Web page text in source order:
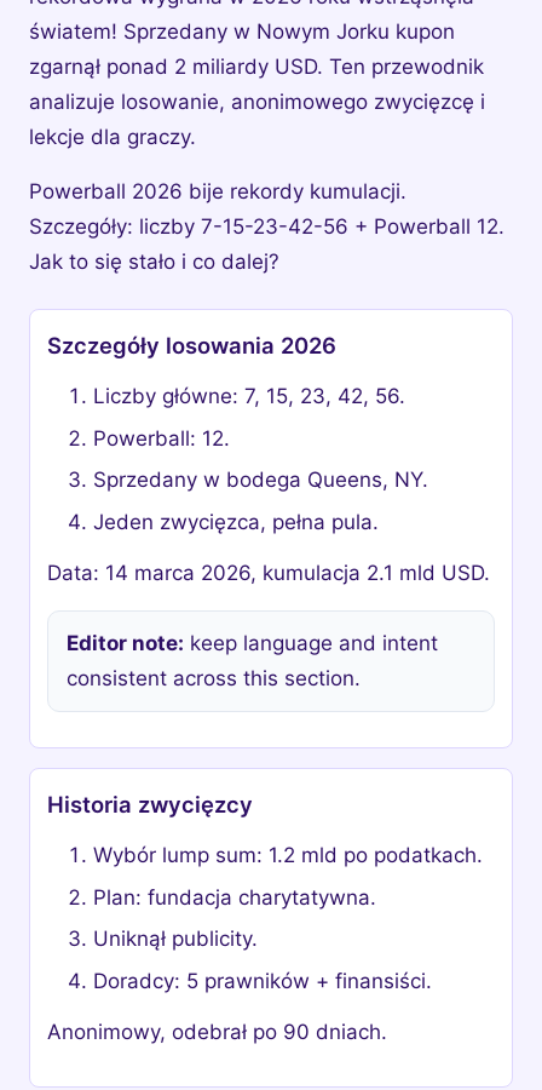
światem! Sprzedany w Nowym Jorku kupon
zgarnął ponad 2 miliardy USD. Ten przewodnik
analizuje losowanie, anonimowego zwycięzcę i
lekcje dla graczy.
Powerball 2026 bije rekordy kumulacji.
Szczegóły: liczby 7-15-23-42-56 + Powerball 12.
Jak to się stało i co dalej?
Szczegóły losowania 2026
Liczby główne: 7, 15, 23, 42, 56.
Powerball: 12.
Sprzedany w bodega Queens, NY.
Jeden zwycięzca, pełna pula.
Data: 14 marca 2026, kumulacja 2.1 mld USD.
Editor note: keep language and intent
consistent across this section.
Historia zwycięzcy
Wybór lump sum: 1.2 mld po podatkach.
Plan: fundacja charytatywna.
Uniknął publicity.
Doradcy: 5 prawników + finansiści.
Anonimowy, odebrał po 90 dniach.